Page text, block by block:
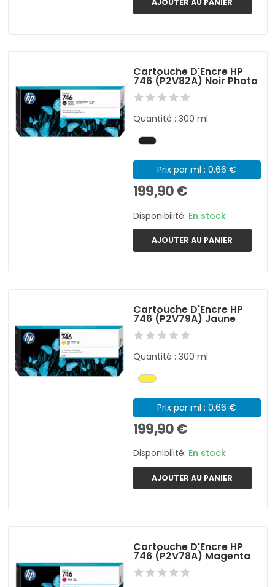
AJOUTER AU PANIER
Cartouche D'Encre HP
746 (P2V82A) Noir Photo
Quantité : 300 ml
Prix par ml : 0.66 €
199,90 €
Disponibilité: En stock
AJOUTER AU PANIER
Cartouche D'Encre HP
746 (P2V79A) Jaune
Quantité : 300 ml
Prix par ml : 0.66 €
199,90 €
Disponibilité: En stock
AJOUTER AU PANIER
Cartouche D'Encre HP
746 (P2V78A) Magenta